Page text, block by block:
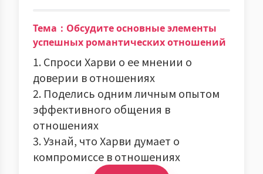
Тема：Обсудите основные элементы
успешных романтических отношений
1. Спроси Харви о ее мнении о
доверии в отношениях
2. Поделись одним личным опытом
эффективного общения в
отношениях
3. Узнай, что Харви думает о
компромиссе в отношениях